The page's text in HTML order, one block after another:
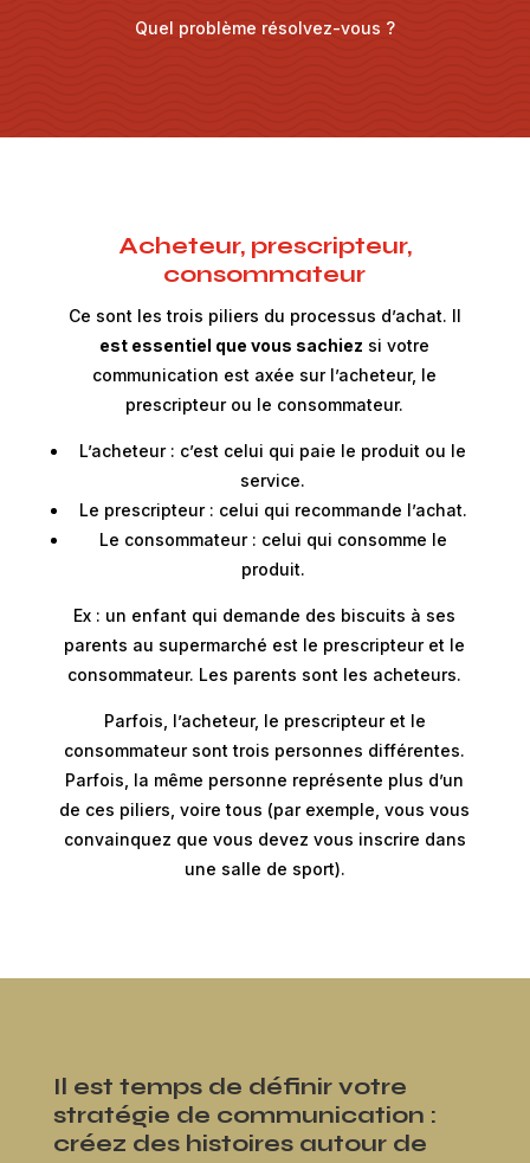
Quel problème résolvez-vous ?
Acheteur, prescripteur,
consommateur
Ce sont les trois piliers du processus d’achat. Il
est essentiel que vous sachiez si votre
communication est axée sur l’acheteur, le
prescripteur ou le consommateur.
L’acheteur : c’est celui qui paie le produit ou le
service.
Le prescripteur : celui qui recommande l’achat.
Le consommateur : celui qui consomme le
produit.
Ex : un enfant qui demande des biscuits à ses
parents au supermarché est le prescripteur et le
consommateur. Les parents sont les acheteurs.
Parfois, l’acheteur, le prescripteur et le
consommateur sont trois personnes différentes.
Parfois, la même personne représente plus d’un
de ces piliers, voire tous (par exemple, vous vous
convainquez que vous devez vous inscrire dans
une salle de sport).
Il est temps de définir votre
stratégie de communication :
créez des histoires autour de